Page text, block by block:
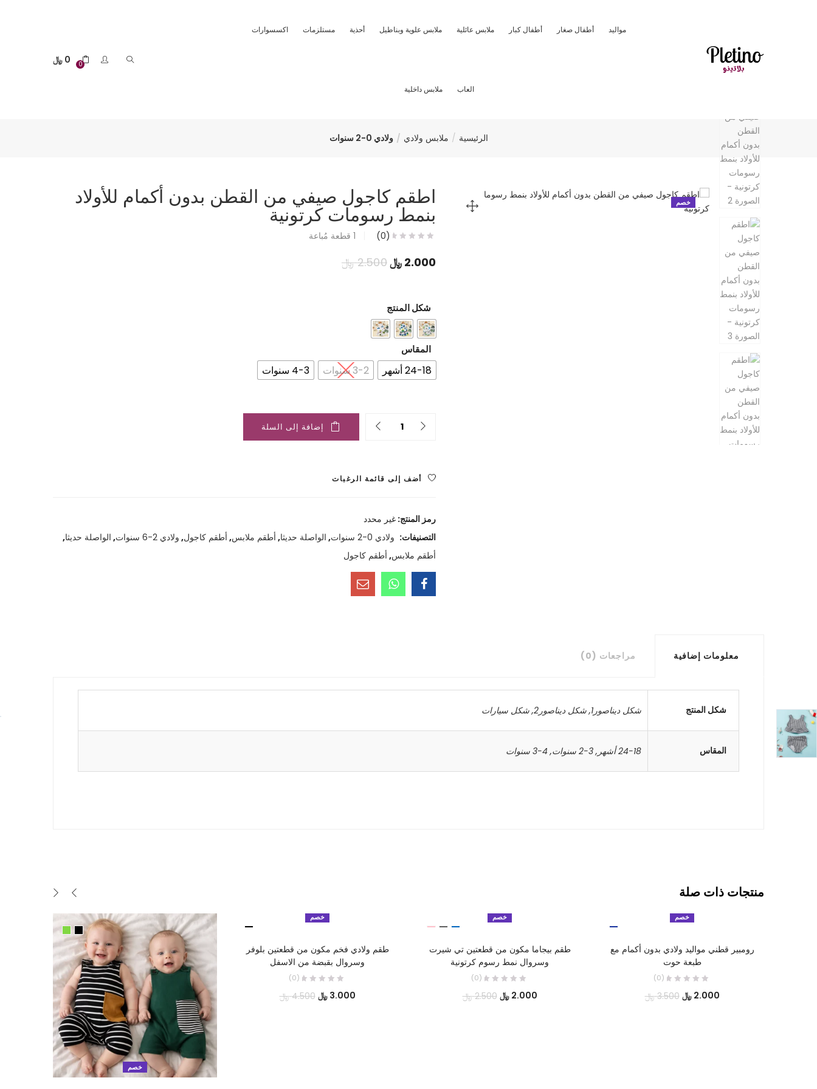
مواليد أطفال صغار أطفال كبار ملابس عائلية ملابس علوية وبناطيل أحذية مستلزمات اكسسوارات
العاب ملابس داخلية
0
0 ﷼
الرئيسية ملابس ولادي ولادي 0-2 سنوات
خصم اطقم كاجول صيفي من القطن بدون أكمام للأولاد
بنمط رسومات كرتونية
(0)
1 قطعة مُباعة
2.000 ﷼السعر
2.000 ﷼.
2.500 ﷼السعر
شكل المنتج
المقاس
24-18 أشهر 3-2 سنوات 4-3 سنوات
Quantity
إضافة إلى السلة
أضف إلى قائمة الرغبات
رمز المنتج: غير محدد
التصنيفات: ولادي 0-2 سنوات , الواصلة حديثا, أطقم ملابس, أطقم كاجول, ولادي 2-6 سنوات , الواصلة حديثا,
أطقم ملابس, أطقم كاجول
معلومات إضافية مراجعات (0)
شكل المنتج شكل ديناصور1 ,شكل ديناصور2 ,شكل سيارات
المقاس 24-18 أشهر ,3-2 سنوات ,4-3 سنوات
منتجات ذات صلة
خصم
خصم
طقم ولادي فخم مكون من قطعتين بلوفر
وسروال بقبضة من الاسفل
(0)
3.000 ﷼السعر
4.500 ﷼السعر
خصم
طقم بيجاما مكون من قطعتين تي شيرت
وسروال نمط رسوم كرتونية
(0)
2.000 ﷼السعر
2.500 ﷼السعر
خصم
رومبير قطني مواليد ولادي بدون أكمام مع
طبعة حوت
(0)
2.000 ﷼السعر
3.500 ﷼السعر